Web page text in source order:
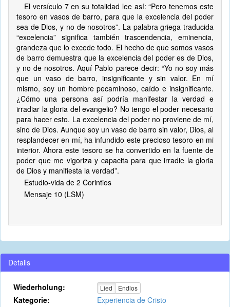
El versículo 7 en su totalidad lee así: “Pero tenemos este
tesoro en vasos de barro, para que la excelencia del poder
sea de Dios, y no de nosotros”. La palabra griega traducida
“excelencia” significa también trascendencia, eminencia,
grandeza que lo excede todo. El hecho de que somos vasos
de barro demuestra que la excelencia del poder es de Dios,
y no de nosotros. Aquí Pablo parece decir: “Yo no soy más
que un vaso de barro, insignificante y sin valor. En mí
mismo, soy un hombre pecaminoso, caído e insignificante.
¿Cómo una persona así podría manifestar la verdad e
irradiar la gloria del evangelio? No tengo el poder necesario
para hacer esto. La excelencia del poder no proviene de mí,
sino de Dios. Aunque soy un vaso de barro sin valor, Dios, al
resplandecer en mí, ha infundido este precioso tesoro en mi
interior. Ahora este tesoro se ha convertido en la fuente de
poder que me vigoriza y capacita para que irradie la gloria
de Dios y manifiesta la verdad”.
Estudio-vida de 2 Corintios
Mensaje 10 (LSM)
Details
Wiederholung: Lied Endlos
Kategorie:
Experiencia de Cristo